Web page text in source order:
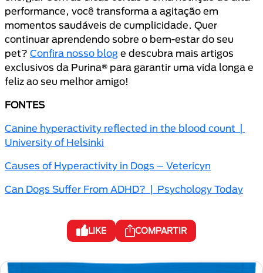
performance, você transforma a agitação em
momentos saudáveis de cumplicidade. Quer
continuar aprendendo sobre o bem-estar do seu
pet? Confira nosso blog e descubra mais artigos
exclusivos da Purina® para garantir uma vida longa e
feliz ao seu melhor amigo!
FONTES
Canine hyperactivity reflected in the blood count |
University of Helsinki
Causes of Hyperactivity in Dogs – Vetericyn
Can Dogs Suffer From ADHD? | Psychology Today
LIKE COMPARTIR